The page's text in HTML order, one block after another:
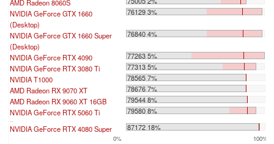
AMD Radeon 8060S
NVIDIA GeForce GTX 1660
(Desktop)
76129 3%
NVIDIA GeForce GTX 1660 Super
(Desktop)
76840 4%
NVIDIA GeForce RTX 4090
77263 5%
NVIDIA GeForce RTX 3080 Ti
77313 5%
NVIDIA T1000
78565 7%
AMD Radeon RX 9070 XT
78676 7%
AMD Radeon RX 9060 XT 16GB
79544 8%
NVIDIA GeForce RTX 5060 Ti
79580 8%
...
NVIDIA GeForce RTX 4080 Super 87172 18%
0% 100%